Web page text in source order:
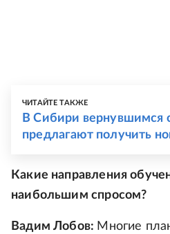
ЧИТАЙТЕ ТАКЖЕ
В Сибири вернувшимся
предлагают получить
Какие направления
наибольшим спросом?
Вадим Лобов: Многие